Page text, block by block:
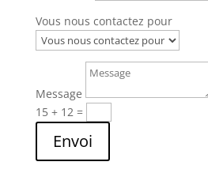
Vous nous contactez pour
Message
15 + 12=
Envoi